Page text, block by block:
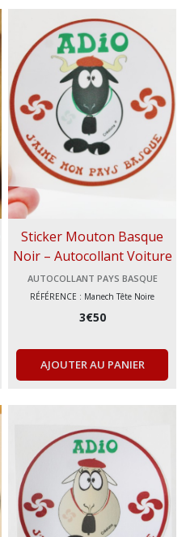
Sticker Mouton Basque
Noir – Autocollant Voiture
& scooter - ardi Beltza
AUTOCOLLANT PAYS BASQUE
RÉFÉRENCE : Manech Tête Noire
3€50
AJOUTER AU PANIER